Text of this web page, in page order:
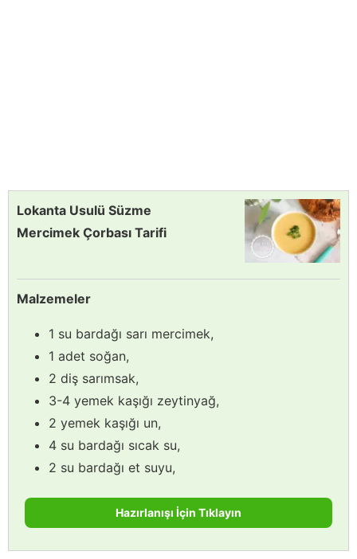
Lokanta Usulü Süzme
Mercimek Çorbası Tarifi
Malzemeler
1 su bardağı sarı mercimek,
1 adet soğan,
2 diş sarımsak,
3-4 yemek kaşığı zeytinyağ,
2 yemek kaşığı un,
4 su bardağı sıcak su,
2 su bardağı et suyu,
Hazırlanışı İçin Tıklayın